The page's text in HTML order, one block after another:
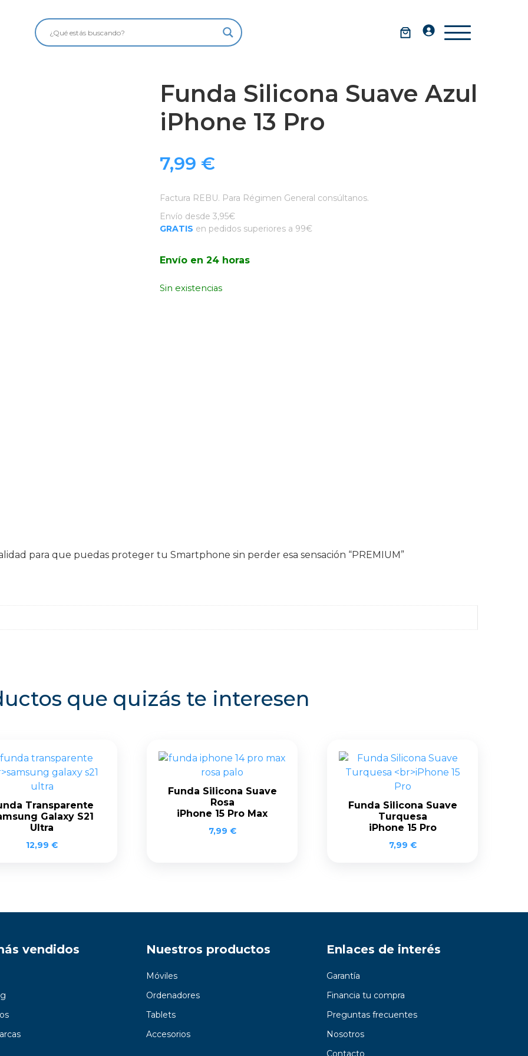
Funda Silicona Suave Azul
iPhone 13 Pro
7,99 €
Factura REBU. Para Régimen General consúltanos.
Envío desde 3,95€
GRATIS en pedidos superiores a 99€
Envío en 24 horas
Sin existencias
para que puedas proteger tu Smartphone sin perder esa sensación “PREMIUM”
que quizás te interesen
Transparente
Galaxy S21
Ultra
12,99 €
Funda Silicona Suave
Rosa
iPhone 15 Pro Max
7,99 €
Funda Silicona Suave
Turquesa
iPhone 15 Pro
7,99 €
vendidos Nuestros productos
Móviles
Ordenadores
Tablets
Accesorios
Enlaces de interés
Garantía
Financia tu compra
Preguntas frecuentes
Nosotros
Contacto